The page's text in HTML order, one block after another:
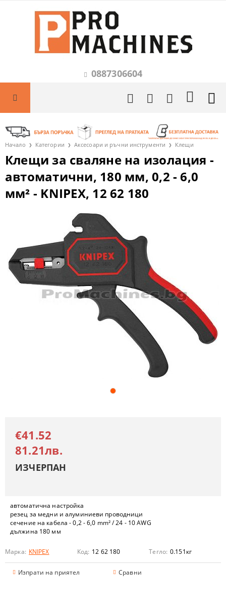
0887306604
Начало Категории Аксесоари и ръчни инструменти Клещи
Клещи за сваляне на изолация -
автоматични, 180 мм, 0,2 - 6,0
мм² - KNIPEX, 12 62 180
автоматична настройка
резец за медни и алуминиеви проводници
сечение на кабела - 0,2 - 6,0 mm² / 24 - 10 AWG
дължина 180 мм
Марка: KNIPEX Код: 12 62 180 Тегло: 0.151кг
Изпрати на приятел Сравни
€41.52
81.21лв.
ИЗЧЕРПАН